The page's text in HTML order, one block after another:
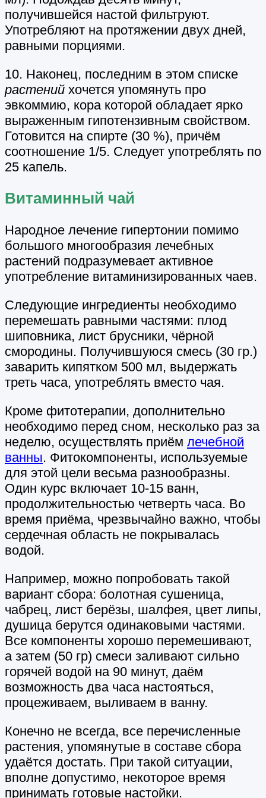
получившейся настой фильтруют.
Употребляют на протяжении двух дней,
равными порциями.
10. Наконец, последним в этом списке
растений хочется упомянуть про
эвкоммию, кора которой обладает ярко
выраженным гипотензивным свойством.
Готовится на спирте (30 %), причём
соотношение 1/5. Следует употреблять по
25 капель.
Витаминный чай
Народное лечение гипертонии помимо
большого многообразия лечебных
растений подразумевает активное
употребление витаминизированных чаев.
Следующие ингредиенты необходимо
перемешать равными частями: плод
шиповника, лист брусники, чёрной
смородины. Получившуюся смесь (30 гр.)
заварить кипятком 500 мл, выдержать
треть часа, употреблять вместо чая.
Кроме фитотерапии, дополнительно
необходимо перед сном, несколько раз за
неделю, осуществлять приём лечебной
ванны. Фитокомпоненты, используемые
для этой цели весьма разнообразны.
Один курс включает 10-15 ванн,
продолжительностью четверть часа. Во
время приёма, чрезвычайно важно, чтобы
сердечная область не покрывалась
водой.
Например, можно попробовать такой
вариант сбора: болотная сушеница,
чабрец, лист берёзы, шалфея, цвет липы,
душица берутся одинаковыми частями.
Все компоненты хорошо перемешивают,
а затем (50 гр) смеси заливают сильно
горячей водой на 90 минут, даём
возможность два часа настояться,
процеживаем, выливаем в ванну.
Конечно не всегда, все перечисленные
растения, упомянутые в составе сбора
удаётся достать. При такой ситуации,
вполне допустимо, некоторое время
принимать готовые настойки.